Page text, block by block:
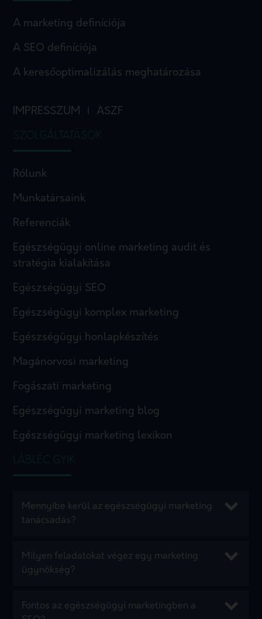
A marketing definíciója
A SEO definíciója
A keresőoptimalizálás meghatározása
IMPRESSZUM I ASZF
SZOLGÁLTATÁSOK
Rólunk
Munkatársaink
Referenciák
Egészségügyi online marketing audit és
stratégia kialakítása
Egészségügyi SEO
Egészségügyi komplex marketing
Egészségügyi honlapkészítés
Magánorvosi marketing
Fogászati marketing
Egészségügyi marketing blog
Egészségügyi marketing lexikon
LÁBLÉC GYIK
Mennyibe kerül az egészségügyi marketing
tanácsadás?
Milyen feladatokat végez egy marketing
ügynökség?
Fontos az egészségügyi marketingben a